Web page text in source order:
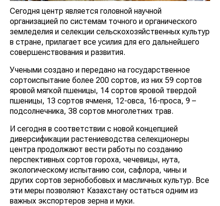
Сегодня центр является головной научной
организацией по системам точного и органического
земледелия и селекции сельскохозяйственных культур
в стране, прилагает все усилия для его дальнейшего
совершенствования и развития.
Учеными создано и передано на государственное
сортоиспытание более 200 сортов, из них 59 сортов
яровой мягкой пшеницы, 14 сортов яровой твердой
пшеницы, 13 сортов ячменя, 12-овса, 16-проса, 9 –
подсолнечника, 38 сортов многолетних трав.
И сегодня в соответствии с новой концепцией
диверсификации растениеводства селекционеры
центра продолжают вести работы по созданию
перспективных сортов гороха, чечевицы, нута,
экологическому испытанию сои, сафлора, чины и
других сортов зернобобовых и масличных культур. Все
эти меры позволяют Казахстану остаться одним из
важных экспортеров зерна и муки.